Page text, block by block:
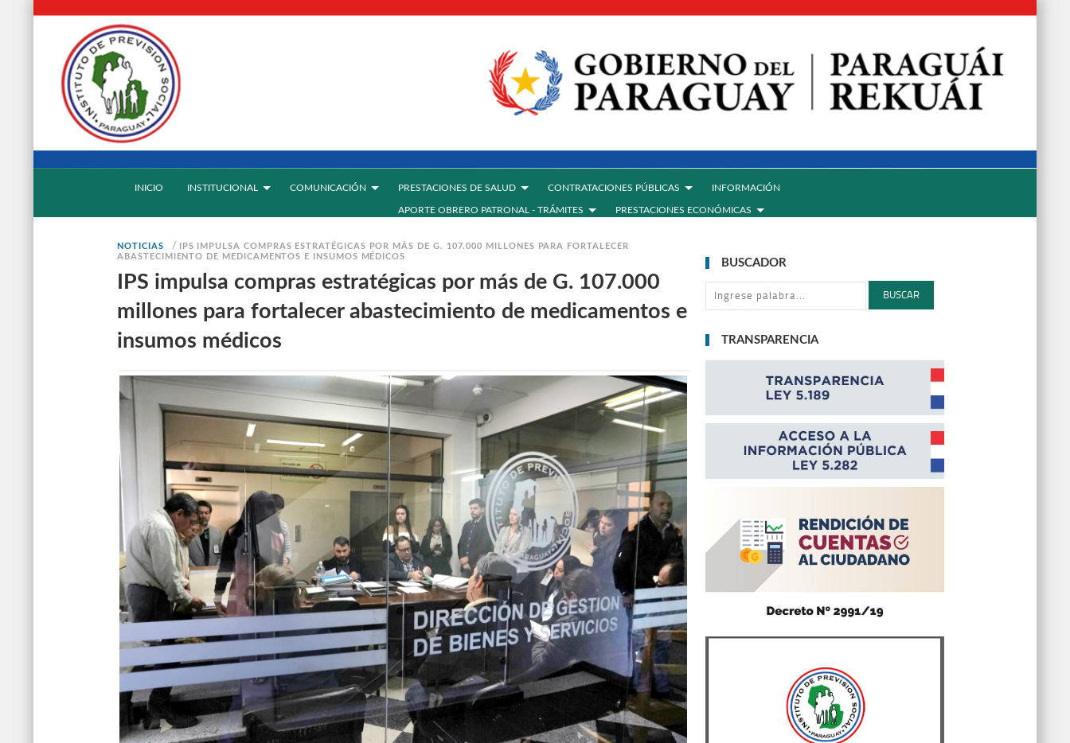
INICIO INSTITUCIONAL COMUNICACIÓN PRESTACIONES DE SALUD CONTRATACIONES PÚBLICAS INFORMACIÓN
APORTE OBRERO PATRONAL - TRÁMITES PRESTACIONES ECONÓMICAS
NOTICIAS /
IPS IMPULSA COMPRAS ESTRATÉGICAS POR MÁS DE G. 107.000 MILLONES PARA FORTALECER
ABASTECIMIENTO DE MEDICAMENTOS E INSUMOS MÉDICOS
IPS impulsa compras estratégicas por más de G. 107.000
millones para fortalecer abastecimiento de medicamentos e
insumos médicos
BUSCADOR
BUSCAR
TRANSPARENCIA